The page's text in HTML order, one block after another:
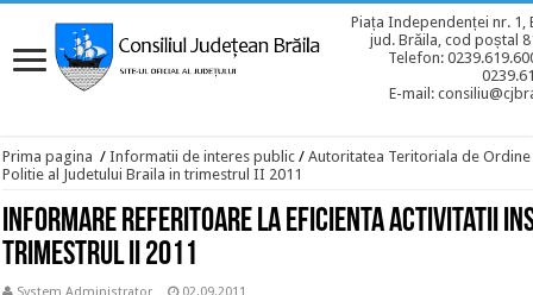
Piața Independenței nr. 1,
jud. Brăila, cod poștal
Telefon:
E-mail:
Prima pagina / Informatii de interes public / Autoritatea Teritoriala de Ordine
Politie al Judetului Braila in trimestrul II 2011
Informare referitoare la eficienta activitatii
trimestrul II 2011